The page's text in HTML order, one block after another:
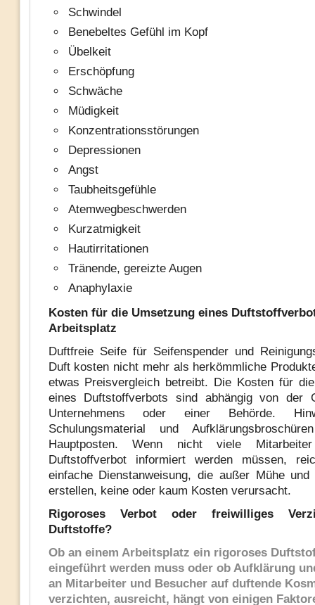
Schwindel
Benebeltes Gefühl im Kopf
Übelkeit
Erschöpfung
Schwäche
Müdigkeit
Konzentrationsstörungen
Depressionen
Angst
Taubheitsgefühle
Atemwegbeschwerden
Kurzatmigkeit
Hautirritationen
Tränende, gereizte Augen
Anaphylaxie
Kosten für die Umsetzung eines
Arbeitsplatz
Duftfreie Seife für Seifenspender und
Duft kosten nicht mehr als herkömmliche
etwas Preisvergleich betreibt. Die Kosten für
eines Duftstoffverbots sind abhängig von der
Unternehmens oder einer Behörde.
Schulungsmaterial und
Hauptposten. Wenn nicht viele
Duftstoffverbot informiert werden müssen,
einfache Dienstanweisung, die außer Mühe
erstellen, keine oder kaum Kosten verursacht.
Rigoroses Verbot oder freiwilliges
Duftstoffe?
Ob an einem Arbeitsplatz ein rigoroses
eingeführt werden muss oder ob Aufklärung
an Mitarbeiter und Besucher auf duftende
verzichten, ausreicht, hängt von einigen